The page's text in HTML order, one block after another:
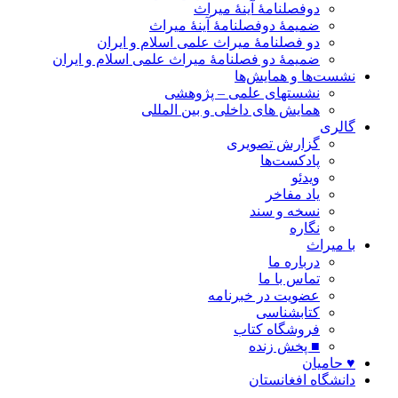
دوفصلنامۀ آینۀ میراث
ضمیمۀ دوفصلنامۀ آینۀ میراث
دو فصلنامۀ میراث علمی اسلام و ایران
ضمیمۀ دو فصلنامۀ میراث علمی اسلام و ایران
نشست‌ها و همایش‌ها
نشستهای علمی – پژوهشی
همایش های داخلی و بین المللی
گالری
گزارش تصویری
پادکست‌ها
ویدئو
یاد مفاخر
نسخه و سند
نگاره
با میراث
درباره ما
تماس با ما
عضویت در خبرنامه
کتابشناسی
فروشگاه کتاب
■ پخش زنده
♥ حامیان
دانشگاه افغانستان